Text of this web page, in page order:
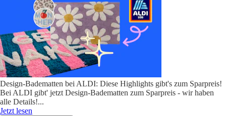
Design-Badematten bei ALDI: Diese Highlights gibt's zum Sparpreis!
Bei ALDI gibt' jetzt Design-Badematten zum Sparpreis - wir haben
alle Details!...
Jetzt lesen